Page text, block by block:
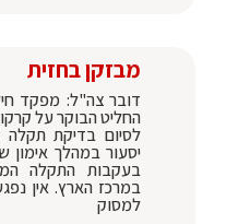
מבזקן בחזית
דובר צה"ל: מפקד
החליט הבוקר על
לסיום בדיקת
יסעור במהלך
בעקבות התקלה
במרכז הארץ. אין
למסוק